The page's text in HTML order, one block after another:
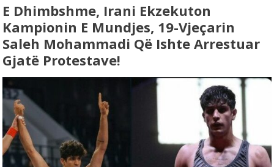
E Dhimbshme, Irani Ekzekuton
Kampionin E Mundjes, 19-Vjeçarin
Saleh Mohammadi Që Ishte Arrestuar
Gjatë Protestave!